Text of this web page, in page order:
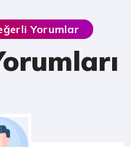
Yorumlar